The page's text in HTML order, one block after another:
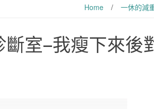
Home / 一休的減
室–我瘦下來後